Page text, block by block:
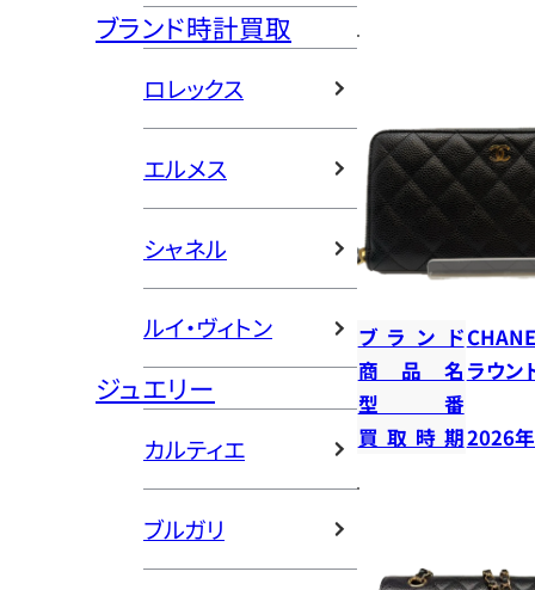
ブランド時計買取
ロレックス
エルメス
シャネル
ルイ・ヴィトン
ジュエリー
カルティエ
ブルガリ
ブランド
商品名 ラウン
型番
買取時期2026